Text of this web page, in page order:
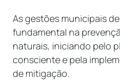
As gestões municipais
fundamental na
naturais, iniciando pelo
consciente e pela
de mitigação.